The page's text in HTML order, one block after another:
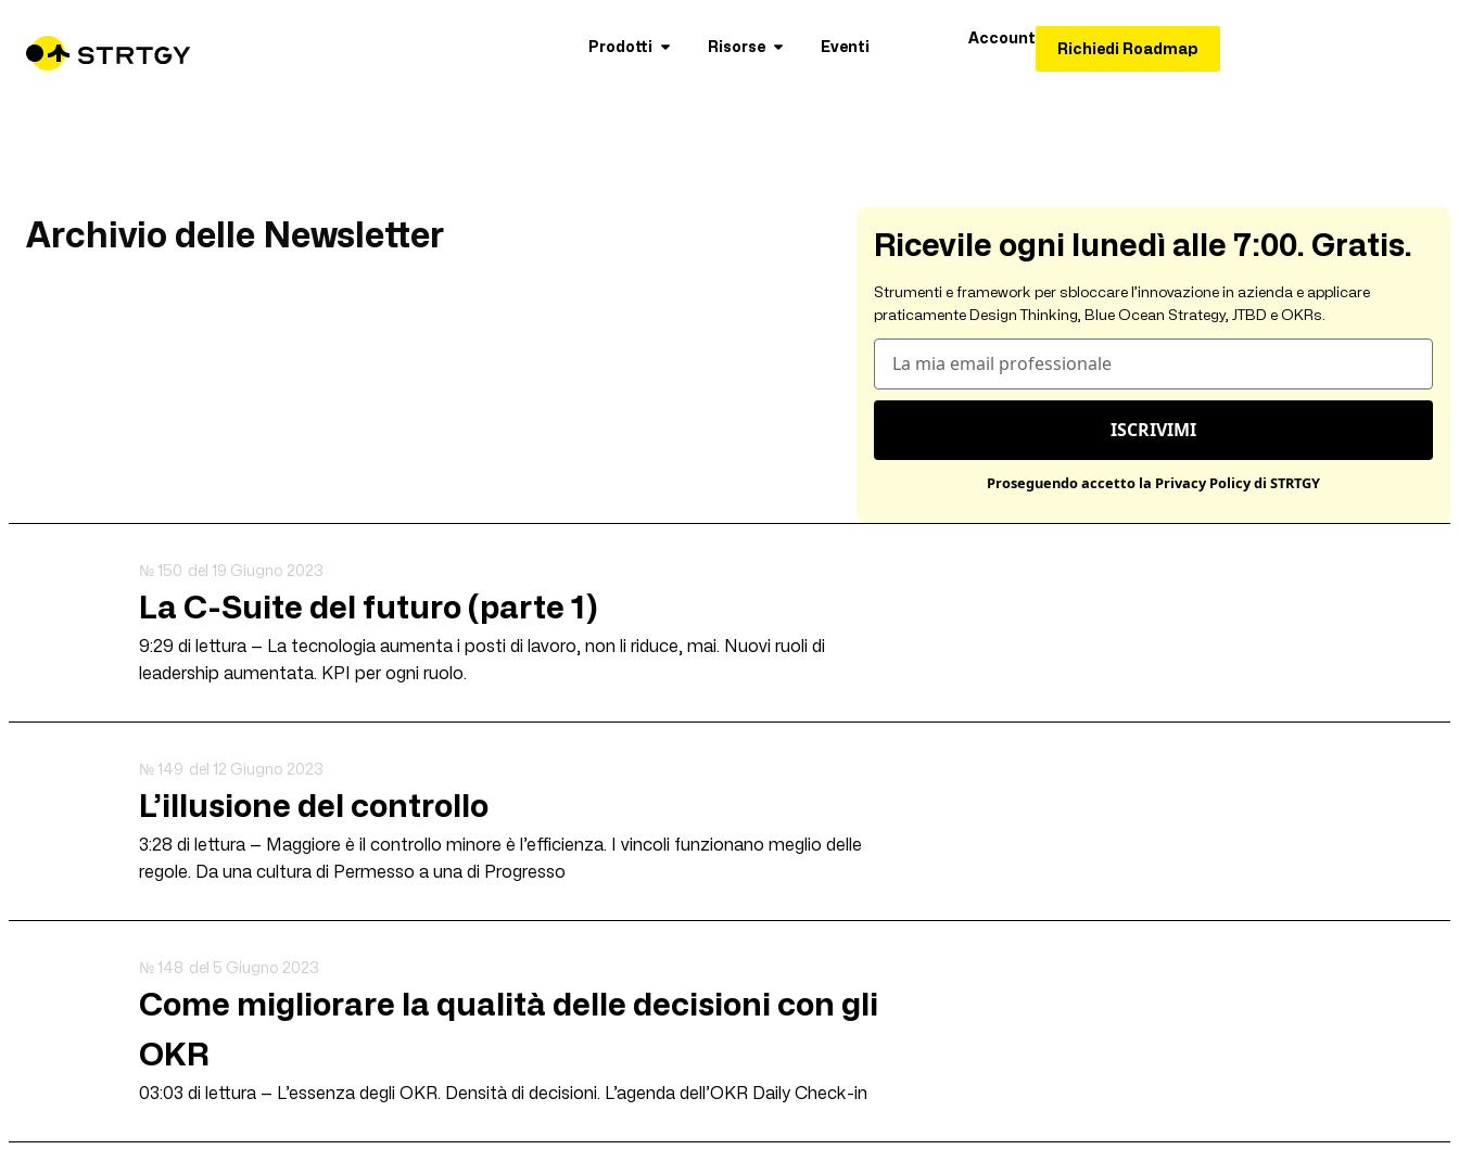
Prodotti Risorse Eventi Account
Richiedi Roadmap
Archivio delle Newsletter Ricevile ogni lunedì alle 7:00. Gratis.
Strumenti e framework per sbloccare l’innovazione in azienda e applicare
praticamente Design Thinking, Blue Ocean Strategy, JTBD e OKRs.
ISCRIVIMI
Proseguendo accetto la Privacy Policy di STRTGY
№ 150 del 19 Giugno 2023
La C-Suite del futuro (parte 1)
9:29 di lettura — La tecnologia aumenta i posti di lavoro, non li riduce, mai. Nuovi ruoli di
leadership aumentata. KPI per ogni ruolo.
№ 149 del 12 Giugno 2023
L’illusione del controllo
3:28 di lettura — Maggiore è il controllo minore è l’efficienza. I vincoli funzionano meglio delle
regole. Da una cultura di Permesso a una di Progresso
№ 148 del 5 Giugno 2023
Come migliorare la qualità delle decisioni con gli
OKR
03:03 di lettura — L’essenza degli OKR. Densità di decisioni. L’agenda dell’OKR Daily Check-in